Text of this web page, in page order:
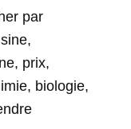
par
prix,
biologie,